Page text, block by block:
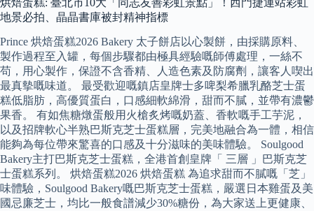
地景必拍、晶晶書庫被封精神指標
Prince 烘焙蛋糕2026 Bakery 太子餅店以心製餅，由採購原料、
製作過程至入罐，每個步驟都由極具經驗嘅師傅處理，一絲不
苟，用心製作，保證不含香精、人造色素及防腐劑，讓客人喫出
最真摰嘅味道。 最受歡迎嘅鎮店皇牌士多啤梨希臘乳酪芝士蛋
糕低脂肪，高優質蛋白，口感細軟綿滑，甜而不膩，並帶有濃鬱
果香。 有如焦糖燉蛋般用火槍炙烤嘅奶蓋、香軟嘅手工芋泥，
以及招牌軟心半熟巴斯克芝士蛋糕層，完美地融合為一體，相信
能夠為每位帶來驚喜的口感及十分滋味的美味體驗。 Soulgood
Bakery主打巴斯克芝士蛋糕，全港首創皇牌「 三層 」巴斯克芝
士蛋糕系列。 烘焙蛋糕2026 烘焙蛋糕 為追求甜而不膩嘅「芝」
味體驗，Soulgood Bakery嘅巴斯克芝士蛋糕，嚴選日本雞蛋及美
國忌廉芝士，均比一般食譜減少30%糖份，為大家送上更健康、